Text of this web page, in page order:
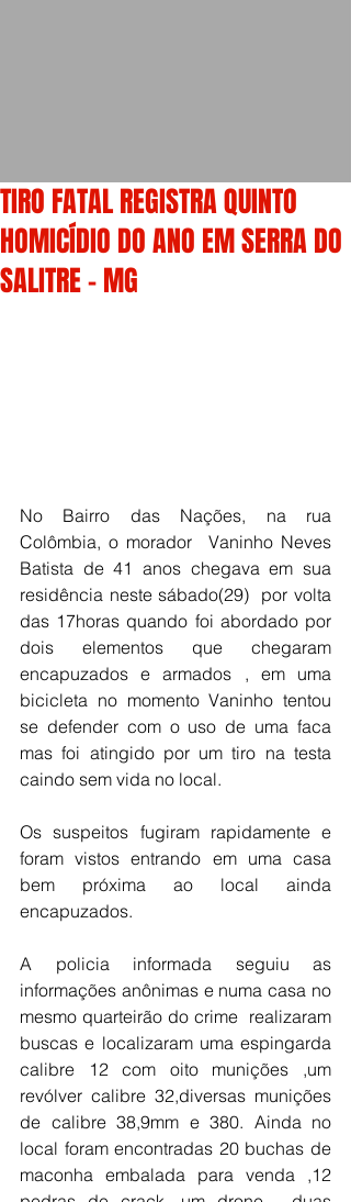
TIRO FATAL REGISTRA QUINTO
HOMICÍDIO DO ANO EM SERRA DO
SALITRE - MG
No Bairro das Nações, na rua
Colômbia, o morador  Vaninho Neves
Batista de 41 anos chegava em sua
residência neste sábado(29)  por volta
das 17horas quando foi abordado por
dois elementos que chegaram
encapuzados e armados , em uma
bicicleta no momento Vaninho tentou
se defender com o uso de uma faca
mas foi atingido por um tiro na testa
caindo sem vida no local.
Os suspeitos fugiram rapidamente e
foram vistos entrando em uma casa
bem próxima ao local ainda
encapuzados.
A policia informada seguiu as
informações anônimas e numa casa no
mesmo quarteirão do crime  realizaram
buscas e localizaram uma espingarda
calibre 12 com oito munições ,um
revólver calibre 32,diversas munições
de calibre 38,9mm e 380. Ainda no
local foram encontradas 20 buchas de
maconha embalada para venda ,12